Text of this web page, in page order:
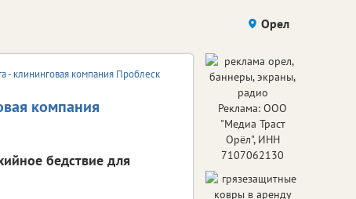
Орел
- клининговая компания Проблеск
компания
бедствие для
Реклама: ООО
"Медиа Траст
Орёл", ИНН
7107062130